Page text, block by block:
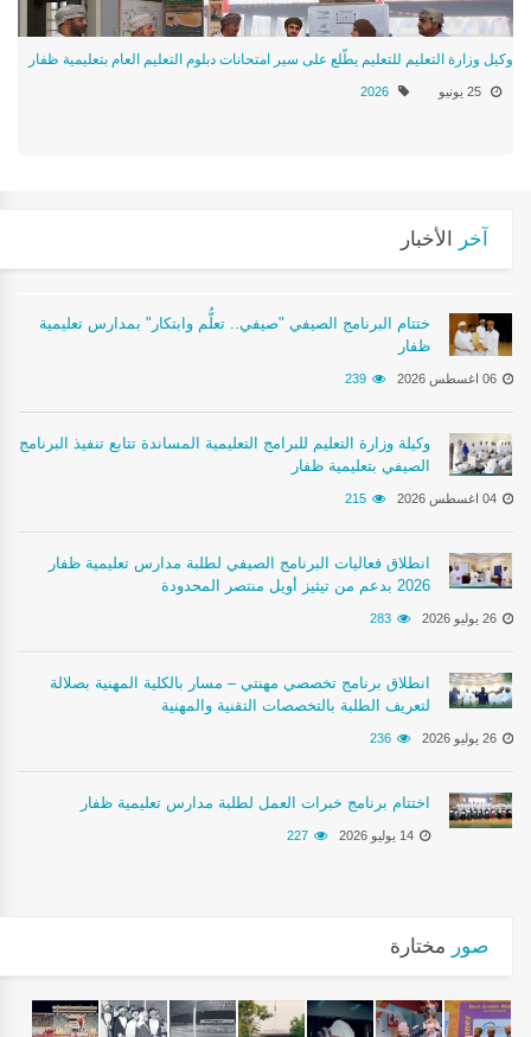
وكيل وزارة التعليم للتعليم يطّلع على سير امتحانات دبلوم التعليم العام بتعليمية ظفار
25 يونيو 2026
آخر الأخبار
ختتام البرنامج الصيفي "صيفي.. تعلُّم وابتكار" بمدارس تعليمية
ظفار
06 اغسطس 2026 239
وكيلة وزارة التعليم للبرامج التعليمية المساندة تتابع تنفيذ البرنامج
الصيفي بتعليمية ظفار
04 اغسطس 2026 215
انطلاق فعاليات البرنامج الصيفي لطلبة مدارس تعليمية ظفار
2026 بدعم من تيثيز أويل منتصر المحدودة
26 يوليو 2026 283
انطلاق برنامج تخصصي مهنتي – مسار بالكلية المهنية بصلالة
لتعريف الطلبة بالتخصصات التقنية والمهنية
26 يوليو 2026 236
اختتام برنامج خبرات العمل لطلبة مدارس تعليمية ظفار
14 يوليو 2026 227
صور مختارة